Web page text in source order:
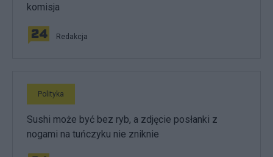
komisja
Redakcja
Polityka
Sushi może być bez ryb, a zdjęcie posłanki z
nogami na tuńczyku nie zniknie